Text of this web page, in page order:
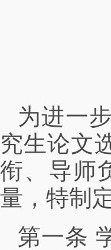
为进一
究生论文
衔、导师
量，特制
第一条